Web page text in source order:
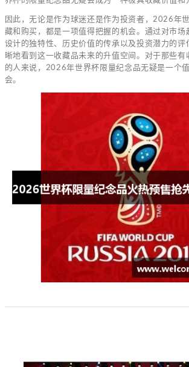
因此，无论是作为球迷还是作为投资者，2026年
藏和购买，都是一项值得把握的机会。通过对市场
设计的独特性、历史价值的传承以及投资潜力的评
晰地看到这一收藏品未来的升值空间。对于那些
的人来说，2026年世界杯限量纪念品无疑是一个
会。